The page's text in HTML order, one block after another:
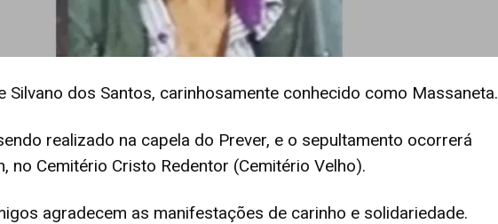
Silvano dos Santos, carinhosamente conhecido como Massaneta.
realizado na capela do Prever, e o sepultamento ocorrerá
no Cemitério Cristo Redentor (Cemitério Velho).
agradecem as manifestações de carinho e solidariedade.